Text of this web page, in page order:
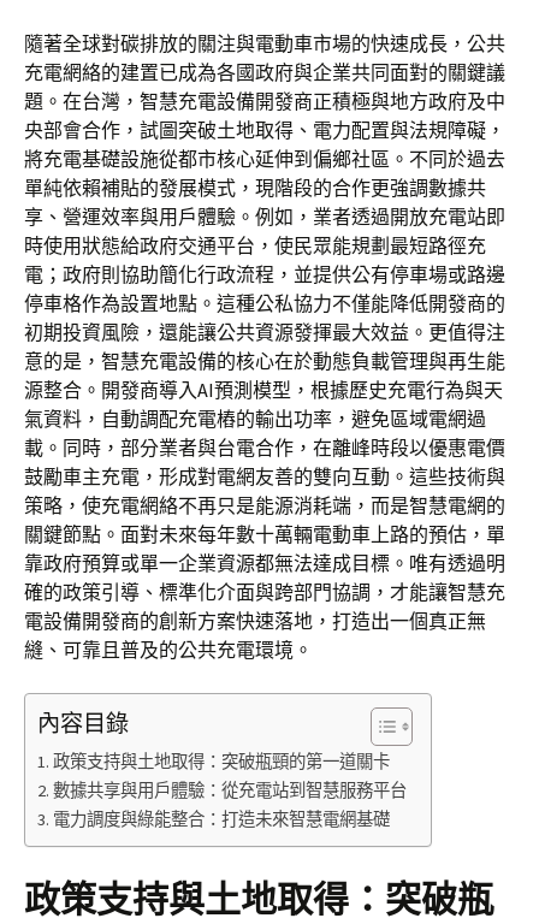
隨著全球對碳排放的關注與電動車市場的快速成長，公共
充電網絡的建置已成為各國政府與企業共同面對的關鍵議
題。在台灣，智慧充電設備開發商正積極與地方政府及中
央部會合作，試圖突破土地取得、電力配置與法規障礙，
將充電基礎設施從都市核心延伸到偏鄉社區。不同於過去
單純依賴補貼的發展模式，現階段的合作更強調數據共
享、營運效率與用戶體驗。例如，業者透過開放充電站即
時使用狀態給政府交通平台，使民眾能規劃最短路徑充
電；政府則協助簡化行政流程，並提供公有停車場或路邊
停車格作為設置地點。這種公私協力不僅能降低開發商的
初期投資風險，還能讓公共資源發揮最大效益。更值得注
意的是，智慧充電設備的核心在於動態負載管理與再生能
源整合。開發商導入AI預測模型，根據歷史充電行為與天
氣資料，自動調配充電樁的輸出功率，避免區域電網過
載。同時，部分業者與台電合作，在離峰時段以優惠電價
鼓勵車主充電，形成對電網友善的雙向互動。這些技術與
策略，使充電網絡不再只是能源消耗端，而是智慧電網的
關鍵節點。面對未來每年數十萬輛電動車上路的預估，單
靠政府預算或單一企業資源都無法達成目標。唯有透過明
確的政策引導、標準化介面與跨部門協調，才能讓智慧充
電設備開發商的創新方案快速落地，打造出一個真正無
縫、可靠且普及的公共充電環境。
內容目錄
政策支持與土地取得：突破瓶頸的第一道關卡
數據共享與用戶體驗：從充電站到智慧服務平台
電力調度與綠能整合：打造未來智慧電網基礎
政策支持與土地取得：突破瓶